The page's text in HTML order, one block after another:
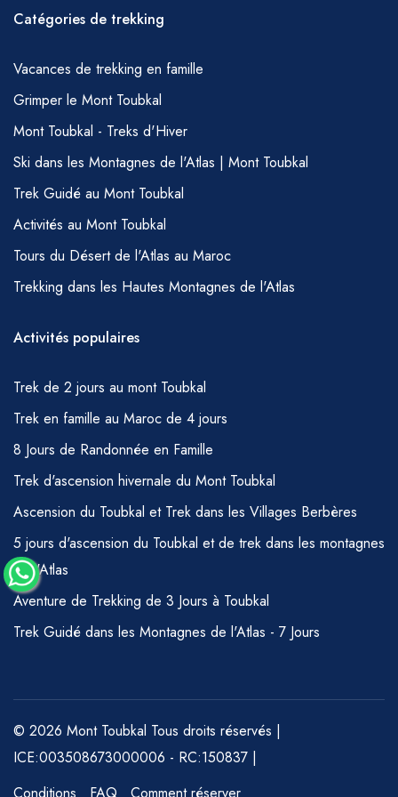
Catégories de trekking
Vacances de trekking en famille
Grimper le Mont Toubkal
Mont Toubkal - Treks d'Hiver
Ski dans les Montagnes de l'Atlas | Mont Toubkal
Trek Guidé au Mont Toubkal
Activités au Mont Toubkal
Tours du Désert de l'Atlas au Maroc
Trekking dans les Hautes Montagnes de l'Atlas
Activités populaires
Trek de 2 jours au mont Toubkal
Trek en famille au Maroc de 4 jours
8 Jours de Randonnée en Famille
Trek d'ascension hivernale du Mont Toubkal
Ascension du Toubkal et Trek dans les Villages Berbères
5 jours d'ascension du Toubkal et de trek dans les montagnes
de l'Atlas
Aventure de Trekking de 3 Jours à Toubkal
Trek Guidé dans les Montagnes de l'Atlas - 7 Jours
© 2026 Mont Toubkal Tous droits réservés |
ICE:003508673000006 - RC:150837 |
Conditions
FAQ Comment réserver